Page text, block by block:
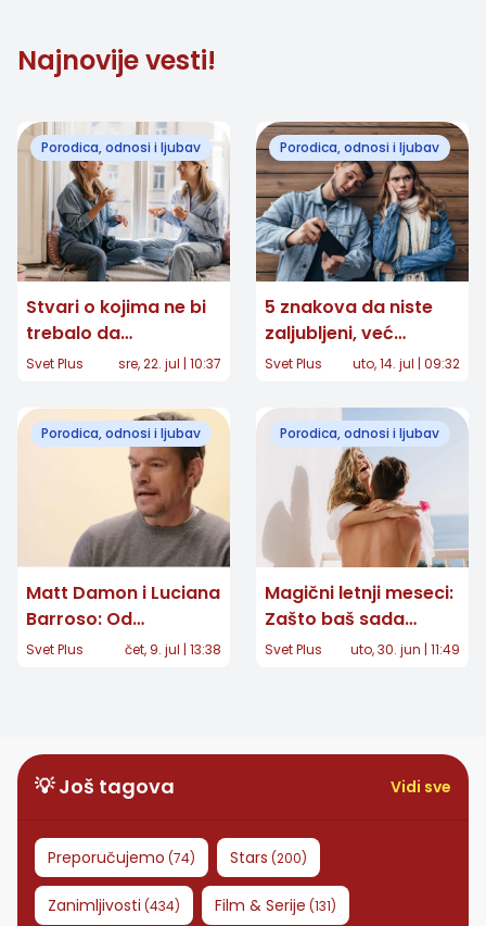
Najnovije vesti!
Porodica, odnosi i ljubav
Stvari o kojima ne bi
trebalo da
razgovarate čak ni
prijateljem
Svet Plus sre, 22. jul | 10:37
Porodica, odnosi i ljubav
5 znakova da niste
zaljubljeni, već
opsednuti: Gde je
Svet Plus uto, 14. jul | 09:32
Porodica, odnosi i ljubav
Matt Damon i Luciana
Barroso: Od
slučajnog susreta u
Svet Plus čet, 9. jul | 13:38
Porodica, odnosi i ljubav
Magični letnji meseci:
Zašto baš sada
imamo najviše šanse
Svet Plus uto, 30. jun | 11:49
💡 Još tagova Vidi sve
Preporučujemo (74) Stars (200)
Zanimljivosti (434) Film & Serije (131)